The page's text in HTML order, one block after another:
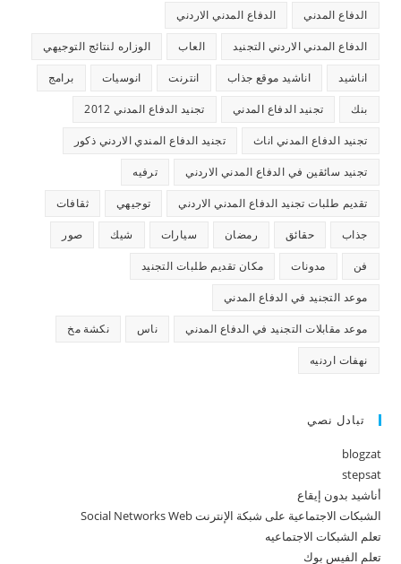
الدفاع المدني الدفاع المدني الاردني
الدفاع المدني الاردني التجنيد العاب الوزاره لنتائج التوجيهي
اناشيد اناشيد موقع جذاب انترنت انوسيات برامج
بنك تجنيد الدفاع المدني تجنيد الدفاع المدني 2012
تجنيد الدفاع المدني اناث تجنيد الدفاع المندي الاردني ذكور
تجنيد سائقين في الدفاع المدني الاردني ترفيه
تقديم طلبات تجنيد الدفاع المدني الاردني توجيهي ثقافات
جذاب حقائق رمضان سيارات شيك صور
فن مدونات مكان تقديم طلبات التجنيد
موعد التجنيد في الدفاع المدني
موعد مقابلات التجنيد في الدفاع المدني ناس نكشة مخ
نهفات اردنيه
تبادل نصي
blogzat
stepsat
أناشيد بدون إيقاع
الشبكات الاجتماعية على شبكة الإنترنت Social Networks Web
تعلم الشبكات الاجتماعيه
تعلم الفيس بوك